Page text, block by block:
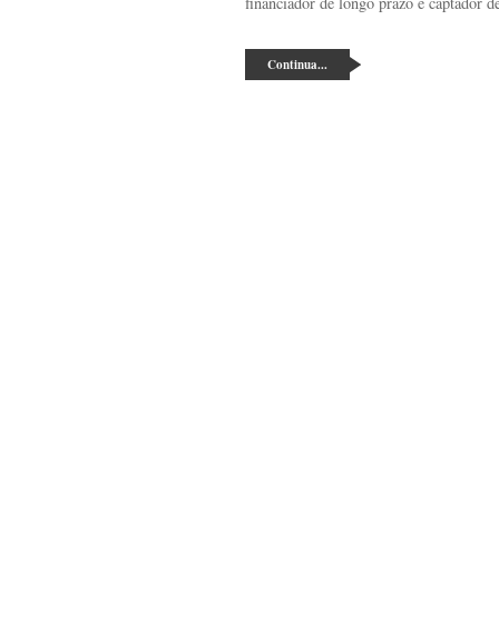
Continua...